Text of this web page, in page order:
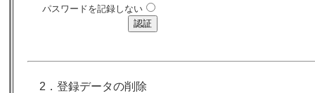
パスワードを記録しない
2．登録データの削除